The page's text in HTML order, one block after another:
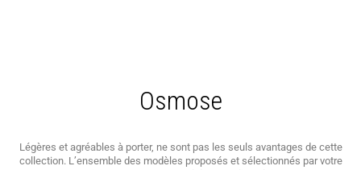
Osmose
Légères et agréables à porter, ne sont pas les seuls avantages de cette
collection. L’ensemble des modèles proposés et sélectionnés par votre